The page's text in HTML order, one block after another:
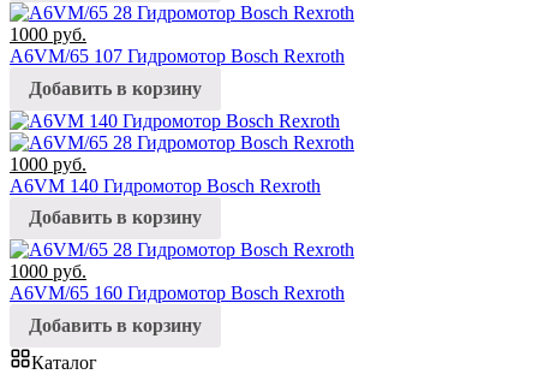
1000 руб.
A6VM/65 107 Гидромотор Bosch Rexroth
Добавить в корзину
1000 руб.
A6VM 140 Гидромотор Bosch Rexroth
Добавить в корзину
1000 руб.
A6VM/65 160 Гидромотор Bosch Rexroth
Добавить в корзину
Каталог